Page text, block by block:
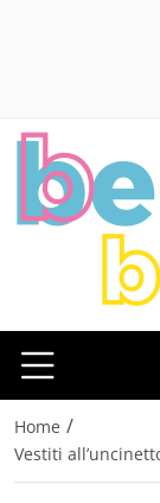
Home /
Vestiti